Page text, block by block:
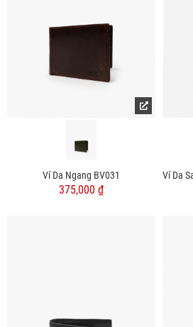
Ví Da Ngang BV031
375,000 ₫